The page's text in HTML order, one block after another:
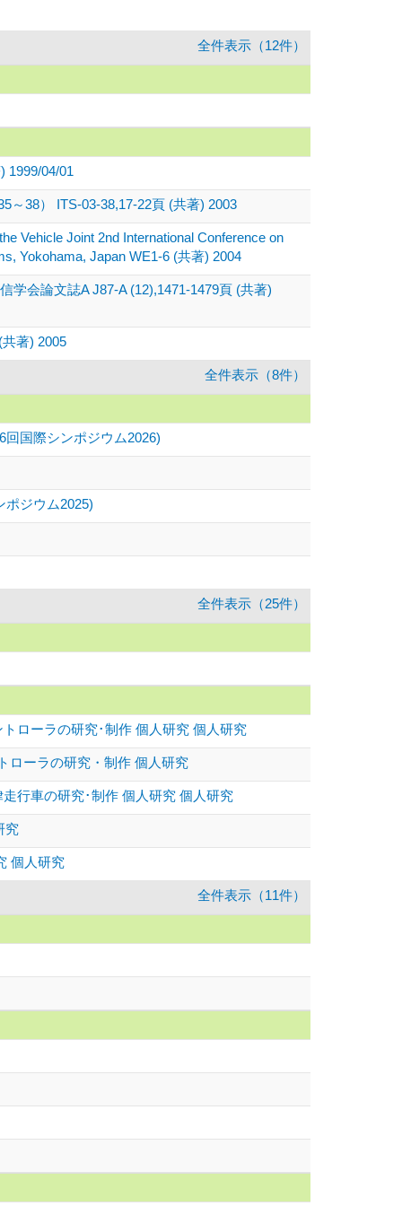
全件表示（12件）
1999/04/01
～38） ITS-03-38,17-22頁 (共著) 2003
Vehicle Joint 2nd International Conference on
Yokohama, Japan WE1-6 (共著) 2004
学会論文誌A J87-A (12),1471-1479頁 (共著)
著) 2005
全件表示（8件）
国際シンポジウム2026)
ポジウム2025)
全件表示（25件）
ローラの研究･制作 個人研究 個人研究
ローラの研究・制作 個人研究
行車の研究･制作 個人研究 個人研究
究
個人研究
全件表示（11件）